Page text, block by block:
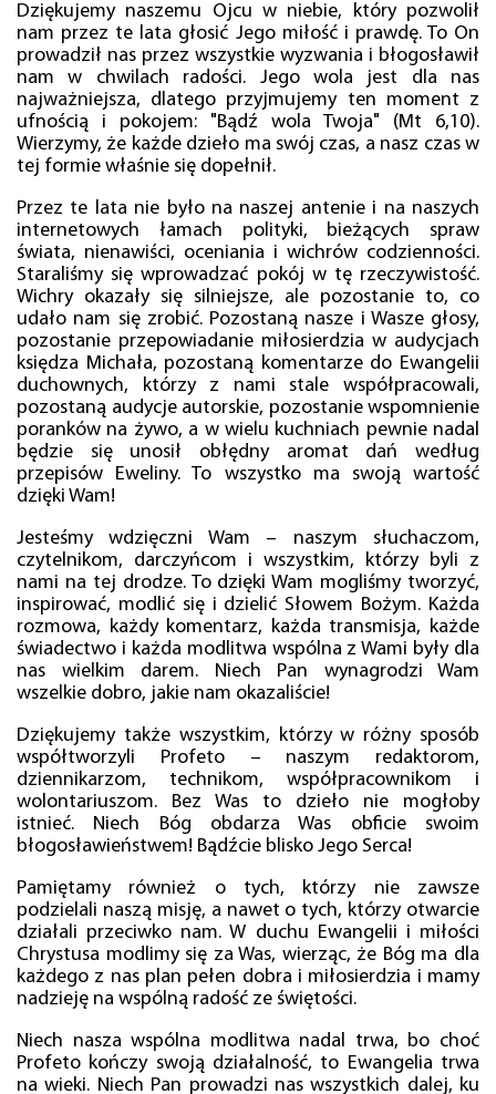
Dziękujemy naszemu Ojcu w niebie, który pozwolił
nam przez te lata głosić Jego miłość i prawdę. To On
prowadził nas przez wszystkie wyzwania i błogosławił
nam w chwilach radości. Jego wola jest dla nas
najważniejsza, dlatego przyjmujemy ten moment z
ufnością i pokojem: "Bądź wola Twoja" (Mt 6,10).
Wierzymy, że każde dzieło ma swój czas, a nasz czas w
tej formie właśnie się dopełnił.
Przez te lata nie było na naszej antenie i na naszych
internetowych łamach polityki, bieżących spraw
świata, nienawiści, oceniania i wichrów codzienności.
Staraliśmy się wprowadzać pokój w tę rzeczywistość.
Wichry okazały się silniejsze, ale pozostanie to, co
udało nam się zrobić. Pozostaną nasze i Wasze głosy,
pozostanie przepowiadanie miłosierdzia w audycjach
księdza Michała, pozostaną komentarze do Ewangelii
duchownych, którzy z nami stale współpracowali,
pozostaną audycje autorskie, pozostanie wspomnienie
poranków na żywo, a w wielu kuchniach pewnie nadal
będzie się unosił obłędny aromat dań według
przepisów Eweliny. To wszystko ma swoją wartość
dzięki Wam!
Jesteśmy wdzięczni Wam – naszym słuchaczom,
czytelnikom, darczyńcom i wszystkim, którzy byli z
nami na tej drodze. To dzięki Wam mogliśmy tworzyć,
inspirować, modlić się i dzielić Słowem Bożym. Każda
rozmowa, każdy komentarz, każda transmisja, każde
świadectwo i każda modlitwa wspólna z Wami były dla
nas wielkim darem. Niech Pan wynagrodzi Wam
wszelkie dobro, jakie nam okazaliście!
Dziękujemy także wszystkim, którzy w różny sposób
współtworzyli Profeto – naszym redaktorom,
dziennikarzom, technikom, współpracownikom i
wolontariuszom. Bez Was to dzieło nie mogłoby
istnieć. Niech Bóg obdarza Was obficie swoim
błogosławieństwem! Bądźcie blisko Jego Serca!
Pamiętamy również o tych, którzy nie zawsze
podzielali naszą misję, a nawet o tych, którzy otwarcie
działali przeciwko nam. W duchu Ewangelii i miłości
Chrystusa modlimy się za Was, wierząc, że Bóg ma dla
każdego z nas plan pełen dobra i miłosierdzia i mamy
nadzieję na wspólną radość ze świętości.
Niech nasza wspólna modlitwa nadal trwa, bo choć
Profeto kończy swoją działalność, to Ewangelia trwa
na wieki. Niech Pan prowadzi nas wszystkich dalej, ku